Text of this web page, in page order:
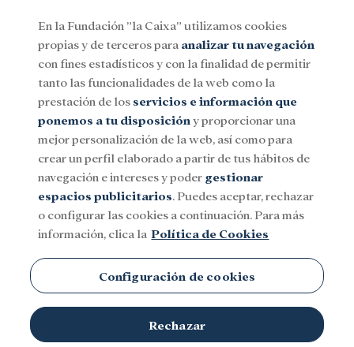
Menu
SocialInvestigación y becasCultura
Lingüística
Investigación y becas
En la Fundación ”la Caixa” utilizamos cookies
propias y de terceros para analizar tu navegación
con fines estadísticos y con la finalidad de permitir
tanto las funcionalidades de la web como la
prestación de los servicios e información que
ponemos a tu disposición y proporcionar una
mejor personalización de la web, así como para
crear un perfil elaborado a partir de tus hábitos de
navegación e intereses y poder gestionar
espacios publicitarios. Puedes aceptar, rechazar
o configurar las cookies a continuación. Para más
información, clica la Política de Cookies
Configuración de cookies
Rechazar